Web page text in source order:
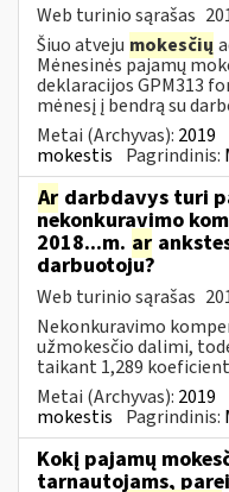
Web turinio sąrašas
Šiuo atveju mokesčių
Mėnesinės pajamų
deklaracijos GPM313
mėnesį į bendrą su
Metai (Archyvas): 2019
mokestis Pagrindinis:
Ar darbdavys turi
nekonkuravimo
2018...m. ar
darbuotoju?
Web turinio sąrašas
Nekonkuravimo
užmokesčio dalimi,
taikant 1,289
Metai (Archyvas): 2019
mokestis Pagrindinis:
Kokį pajamų
tarnautojams,